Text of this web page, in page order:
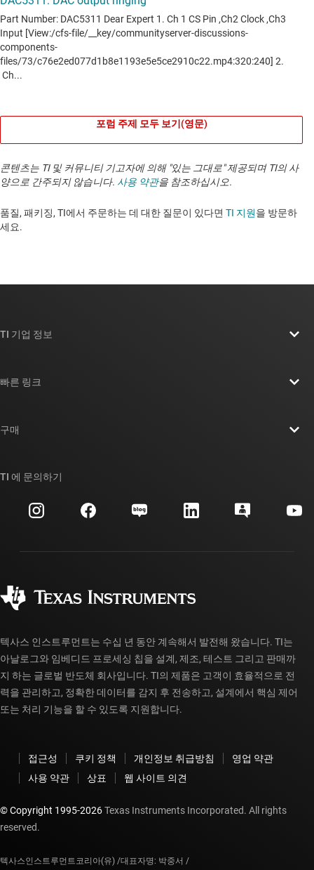
포럼 주제 모두 보기(영문)
콘텐츠는 TI 및 커뮤니티 기고자에 의해 "있는 그대로" 제공되며 TI의 사
양으로 간주되지 않습니다. 사용 약관을 참조하십시오.
품질, 패키징, TI에서 주문하는 데 대한 질문이 있다면 TI 지원을 방문하
세요. ​​​​​​​​​​​​​​
TI 기업 정보
투자 관계
제조
빠른 링크
대체품 검색
고객 지원 센터
myTI 계정 FAQ
구매
주문 FAQ
TI 에 문의하기
텍사스 인스트루먼트는 수십 년 동안 계속해서 발전해 왔습니다. TI는
아날로그와 임베디드 프로세싱 칩을 설계, 제조, 테스트 그리고 판매까
지 하는 글로벌 반도체 회사입니다. TI의 제품은 고객이 효율적으로 전
력을 관리하고, 정확한 데이터를 감지 후 전송하고, 설계에서 핵심 제어
또는 처리 기능을 할 수 있도록 지원합니다.
접근성 쿠키 정책 개인정보 취급방침
영업 약관
사용 약관
상표 웹 사이트 의견
© Copyright 1995-2026Texas Instruments Incorporated. All rights
reserved.
텍사스인스트루먼트코리아(유) /대표자명: 박중서 /